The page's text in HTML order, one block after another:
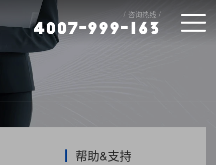
咨询热线
4007-999- 6 3
帮助&支持